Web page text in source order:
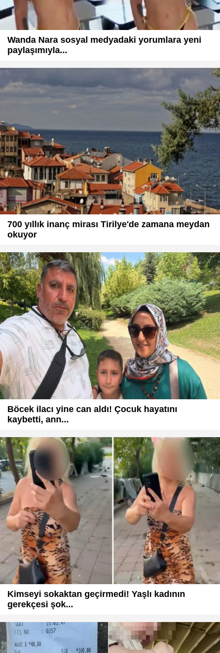
Wanda Nara sosyal medyadaki yorumlara yeni
paylaşımıyla...
700 yıllık inanç mirası Tirilye'de zamana meydan
okuyor
Böcek ilacı yine can aldı! Çocuk hayatını
kaybetti, ann...
Kimseyi sokaktan geçirmedi! Yaşlı kadının
gerekçesi şok...